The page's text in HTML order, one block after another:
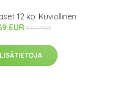
12 kpl Kuviollinen
EUR 8.04 EUR
LISÄTIETOJA